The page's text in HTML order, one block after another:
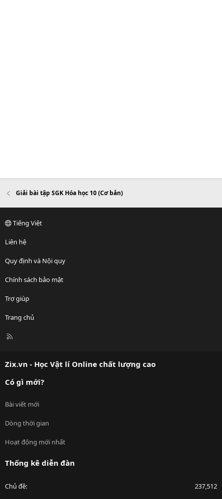
Giải bài tập SGK Hóa học 10 (Cơ bản)
Tiếng Việt
Liên hệ
Quy định và Nội quy
Chính sách bảo mật
Trợ giúp
Trang chủ
R
Zix.vn - Học Vật lí Online chất lượng cao
Có gì mới?
Bài viết mới
Dòng thời gian
Hoạt động mới nhất
Thống kê diễn đàn
Chủ đề 237,512